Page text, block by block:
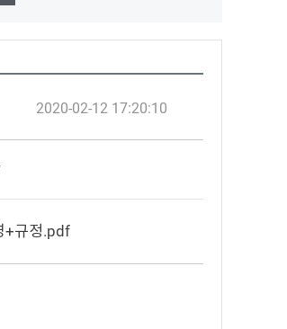
2020-02-12 17:20:10
+규정.pdf